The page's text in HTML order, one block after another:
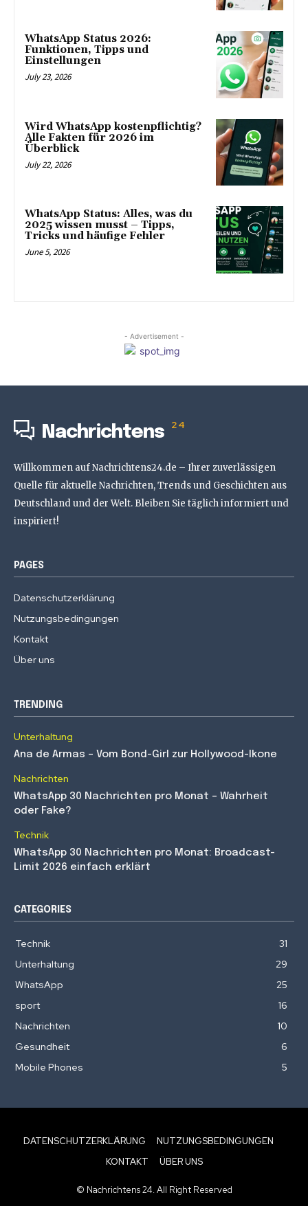
WhatsApp Status 2026:
Funktionen, Tipps und
Einstellungen
July 23, 2026
Wird WhatsApp kostenpflichtig?
Alle Fakten für 2026 im
Überblick
July 22, 2026
WhatsApp Status: Alles, was du
2025 wissen musst – Tipps,
Tricks und häufige Fehler
June 5, 2026
- Advertisement -
Nachrichtens 24
Willkommen auf Nachrichtens24.de – Ihrer zuverlässigen
Quelle für aktuelle Nachrichten, Trends und Geschichten aus
Deutschland und der Welt. Bleiben Sie täglich informiert und
inspiriert!
PAGES
Datenschutzerklärung
Nutzungsbedingungen
Kontakt
Über uns
TRENDING
Unterhaltung
Ana de Armas – Vom Bond-Girl zur Hollywood-Ikone
Nachrichten
WhatsApp 30 Nachrichten pro Monat – Wahrheit
oder Fake?
Technik
WhatsApp 30 Nachrichten pro Monat: Broadcast-
Limit 2026 einfach erklärt
CATEGORIES
Technik
31
Unterhaltung
29
WhatsApp
25
sport
16
Nachrichten
10
Gesundheit
6
Mobile Phones
5
DATENSCHUTZERKLÄRUNG
NUTZUNGSBEDINGUNGEN
KONTAKT
ÜBER UNS
© Nachrichtens 24. All Right Reserved